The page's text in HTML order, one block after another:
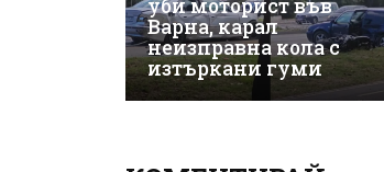
уби моторист във
Варна, карал
неизправна кола с
изтъркани гуми